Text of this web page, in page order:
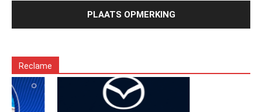
Reclame